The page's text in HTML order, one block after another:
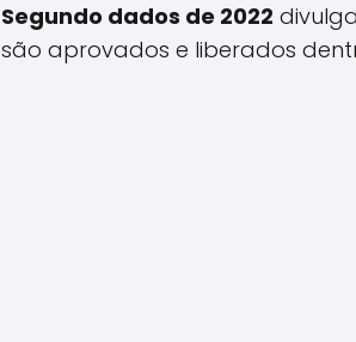
Segundo dados de 2022
são aprovados e liberados